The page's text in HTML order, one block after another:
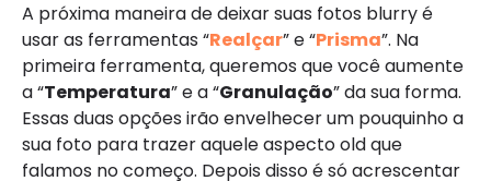
A próxima maneira de deixar suas fotos blurry é
usar as ferramentas “Realçar” e “Prisma”. Na
primeira ferramenta, queremos que você aumente
a “Temperatura” e a “Granulação” da sua forma.
Essas duas opções irão envelhecer um pouquinho a
sua foto para trazer aquele aspecto old que
falamos no começo. Depois disso é só acrescentar